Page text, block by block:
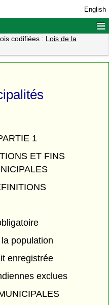
English
≡
codifiées : Lois de la
1
ET FINS
population
enregistrée
exclues